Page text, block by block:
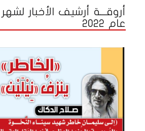
أروقـــة أرشيف الأخبار
عام 2022